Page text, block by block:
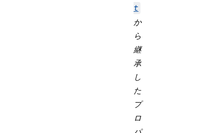
t
か
ら
継
承
し
た
プ
ロ